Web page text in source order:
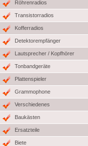
Röhrenradios
Transistorradios
Kofferradios
Detektorempfänger
Lautsprecher / Kopfhörer
Tonbandgeräte
Plattenspieler
Grammophone
Verschiedenes
Baukästen
Ersatzteile
Biete